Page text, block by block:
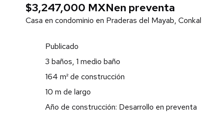
$3,247,000 MXNen preventa
Casa en condominio en Praderas del Mayab, Conkal
Publicado
3 baños, 1 medio baño
164 m² de construcción
10 m de largo
Año de construcción: Desarrollo en preventa